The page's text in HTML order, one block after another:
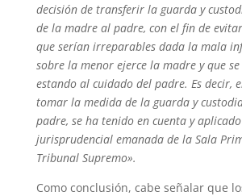
decisión de transferir la guarda y
de la madre al padre, con el fin de
que serían irreparables dada la mala
sobre la menor ejerce la madre y que
estando al cuidado del padre. Es decir,
tomar la medida de la guarda y
padre, se ha tenido en cuenta y
jurisprudencial emanada de la Sala
Tribunal Supremo».
Como conclusión, cabe señalar que